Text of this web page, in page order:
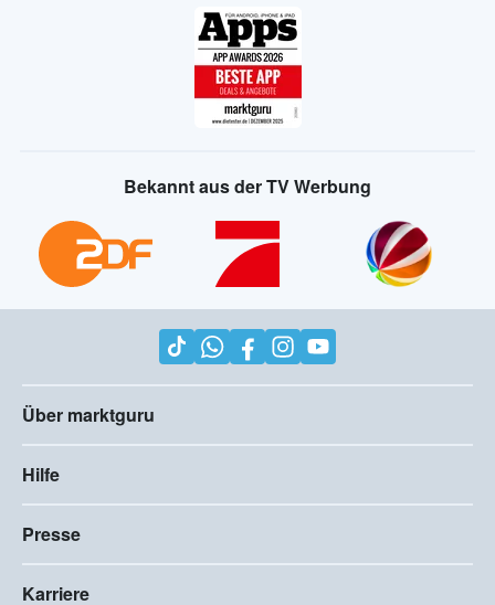
Bekannt aus der TV Werbung
Über marktguru
Hilfe
Presse
Karriere